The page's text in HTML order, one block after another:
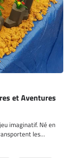
et Aventures
imaginatif. Né en
les…